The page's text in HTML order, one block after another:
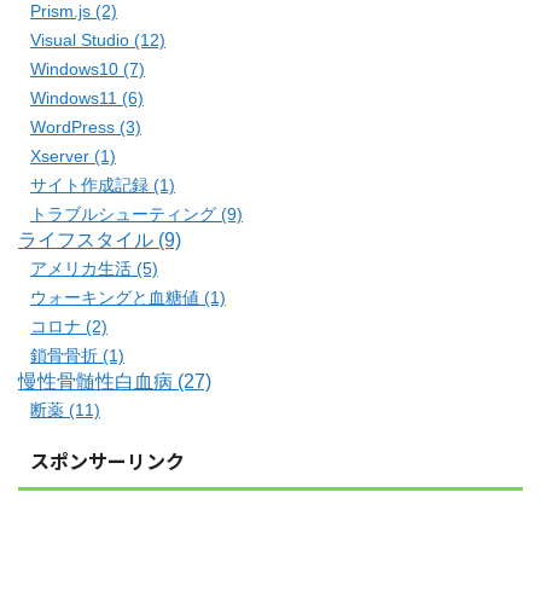
Prism.js (2)
Visual Studio (12)
Windows10 (7)
Windows11 (6)
WordPress (3)
Xserver (1)
サイト作成記録 (1)
トラブルシューティング (9)
ライフスタイル (9)
アメリカ生活 (5)
ウォーキングと血糖値 (1)
コロナ (2)
鎖骨骨折 (1)
慢性骨髄性白血病 (27)
断薬 (11)
スポンサーリンク